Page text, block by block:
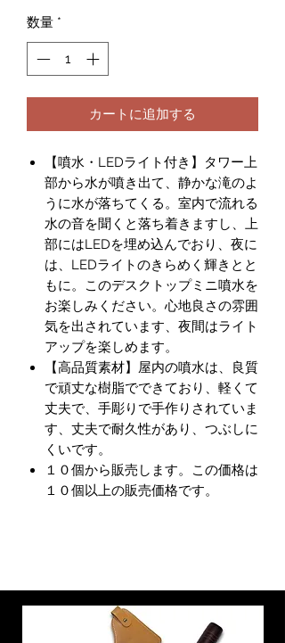
数量 *
カートに追加する
【噴水・LEDライト付き】タワー上
部から水が噴き出て、静かな滝のよ
うに水が落ちてくる。室内で流れる
水の音を聞くと落ち着きますし、上
部にはLEDを埋め込んでおり、夜に
は、LEDライトのきらめく輝きとと
もに。このデスクトップミニ噴水を
お楽しみください。心地良さの雰囲
気を出されています、夜間はライト
アップを楽しめます。
【高品質素材】屋内の噴水は、良質
で頑丈な樹脂でできており、軽くて
丈夫で、手彫りで手作りされていま
す、丈夫で耐久性があり、つぶしに
くいです。
１０個から販売します。この価格は
１０個以上の販売価格です。